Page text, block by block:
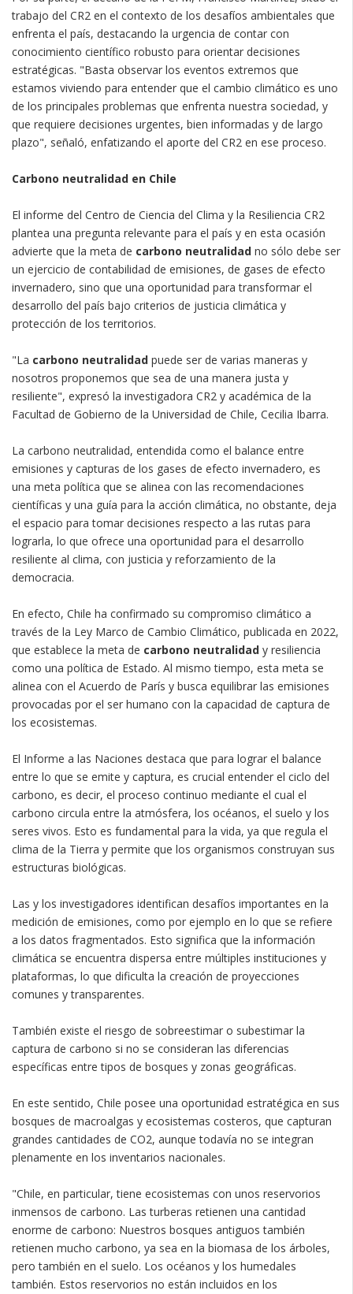
trabajo del CR2 en el contexto de los desafíos ambientales que
enfrenta el país, destacando la urgencia de contar con
conocimiento científico robusto para orientar decisiones
estratégicas. "Basta observar los eventos extremos que
estamos viviendo para entender que el cambio climático es uno
de los principales problemas que enfrenta nuestra sociedad, y
que requiere decisiones urgentes, bien informadas y de largo
plazo", señaló, enfatizando el aporte del CR2 en ese proceso.
Carbono neutralidad en Chile
El informe del Centro de Ciencia del Clima y la Resiliencia CR2
plantea una pregunta relevante para el país y en esta ocasión
advierte que la meta de carbono neutralidad no sólo debe ser
un ejercicio de contabilidad de emisiones, de gases de efecto
invernadero, sino que una oportunidad para transformar el
desarrollo del país bajo criterios de justicia climática y
protección de los territorios.
"La carbono neutralidad puede ser de varias maneras y
nosotros proponemos que sea de una manera justa y
resiliente", expresó la investigadora CR2 y académica de la
Facultad de Gobierno de la Universidad de Chile, Cecilia Ibarra.
La carbono neutralidad, entendida como el balance entre
emisiones y capturas de los gases de efecto invernadero, es
una meta política que se alinea con las recomendaciones
científicas y una guía para la acción climática, no obstante, deja
el espacio para tomar decisiones respecto a las rutas para
lograrla, lo que ofrece una oportunidad para el desarrollo
resiliente al clima, con justicia y reforzamiento de la
democracia.
En efecto, Chile ha confirmado su compromiso climático a
través de la Ley Marco de Cambio Climático, publicada en 2022,
que establece la meta de carbono neutralidad y resiliencia
como una política de Estado. Al mismo tiempo, esta meta se
alinea con el Acuerdo de París y busca equilibrar las emisiones
provocadas por el ser humano con la capacidad de captura de
los ecosistemas.
El Informe a las Naciones destaca que para lograr el balance
entre lo que se emite y captura, es crucial entender el ciclo del
carbono, es decir, el proceso continuo mediante el cual el
carbono circula entre la atmósfera, los océanos, el suelo y los
seres vivos. Esto es fundamental para la vida, ya que regula el
clima de la Tierra y permite que los organismos construyan sus
estructuras biológicas.
Las y los investigadores identifican desafíos importantes en la
medición de emisiones, como por ejemplo en lo que se refiere
a los datos fragmentados. Esto significa que la información
climática se encuentra dispersa entre múltiples instituciones y
plataformas, lo que dificulta la creación de proyecciones
comunes y transparentes.
También existe el riesgo de sobreestimar o subestimar la
captura de carbono si no se consideran las diferencias
específicas entre tipos de bosques y zonas geográficas.
En este sentido, Chile posee una oportunidad estratégica en sus
bosques de macroalgas y ecosistemas costeros, que capturan
grandes cantidades de CO2, aunque todavía no se integran
plenamente en los inventarios nacionales.
"Chile, en particular, tiene ecosistemas con unos reservorios
inmensos de carbono. Las turberas retienen una cantidad
enorme de carbono: Nuestros bosques antiguos también
retienen mucho carbono, ya sea en la biomasa de los árboles,
pero también en el suelo. Los océanos y los humedales
también. Estos reservorios no están incluidos en los